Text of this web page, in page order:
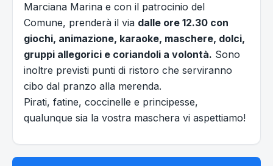
Marciana Marina e con il patrocinio del
Comune, prenderà il via dalle ore 12.30 con
giochi, animazione, karaoke, maschere, dolci,
gruppi allegorici e coriandoli a volontà. Sono
inoltre previsti punti di ristoro che serviranno
cibo dal pranzo alla merenda.
Pirati, fatine, coccinelle e principesse,
qualunque sia la vostra maschera vi aspettiamo!